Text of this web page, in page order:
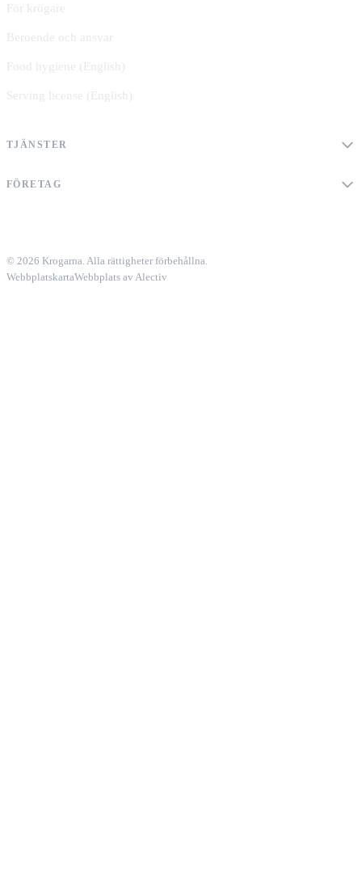
För krögare
Beroende och ansvar
Food hygiene (English)
Serving license (English)
TJÄNSTER
FÖRETAG
© 2026 Krogarna. Alla rättigheter förbehållna.
WebbplatskartaWebbplats av Alectiv